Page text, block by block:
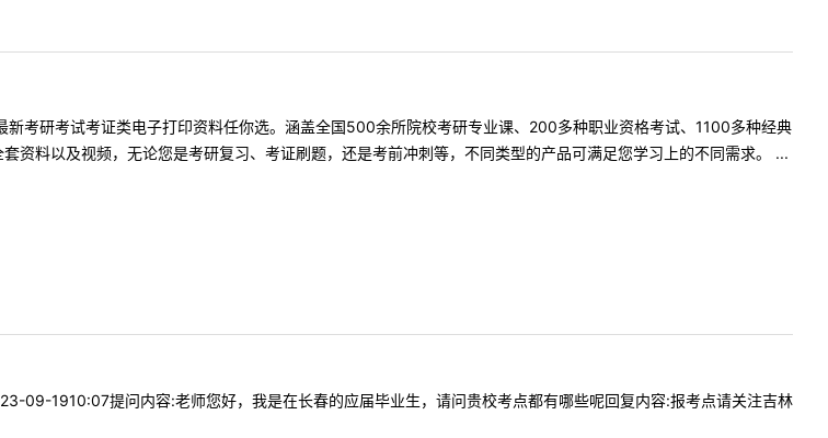
新考研考试考证类电子打印资料任你选。涵盖全国500余所院校考研专业课、200多种职业资格考试、1100多种经典
资料以及视频，无论您是考研复习、考证刷题，还是考前冲刺等，不同类型的产品可满足您学习上的不同需求。 ...
09-1910:07提问内容:老师您好，我是在长春的应届毕业生，请问贵校考点都有哪些呢回复内容:报考点请关注吉林